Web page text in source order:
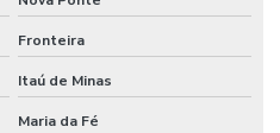
Fronteira
Itaú de Minas
Maria da Fé